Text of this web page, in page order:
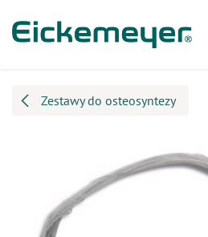
Zestawy do osteosyntezy